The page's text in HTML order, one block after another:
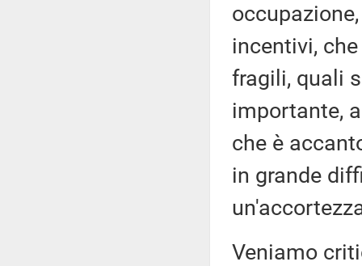
incentivi,
fragili, quali
importante,
che è
in grande
Veniamo